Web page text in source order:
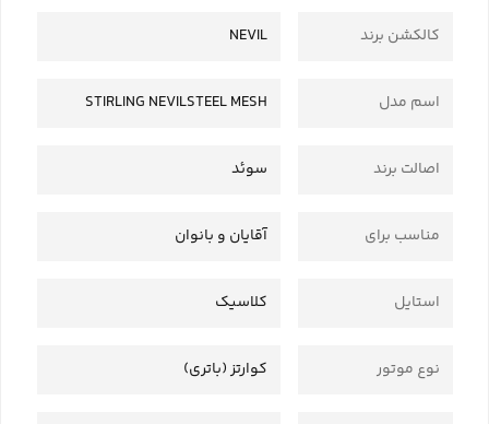
کالکشن برند NEVIL
اسم مدل STIRLING NEVILSTEEL MESH
اصالت برند سوئد
مناسب برای آقایان و بانوان
استایل کلاسیک
نوع موتور کوارتز (باتری)